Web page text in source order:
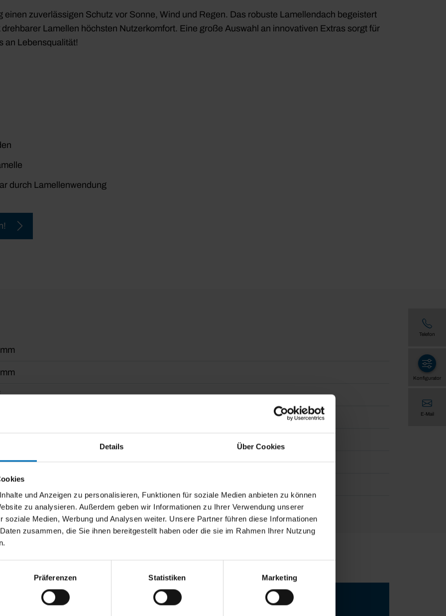
Details Über Cookies
und Anzeigen zu personalisieren, Funktionen für soziale Medien anbieten zu können
zu analysieren. Außerdem geben wir Informationen zu Ihrer Verwendung unserer
soziale Medien, Werbung und Analysen weiter. Unsere Partner führen diese Informationen
zusammen, die Sie ihnen bereitgestellt haben oder die sie im Rahmen Ihrer Nutzung
Präferenzen Statistiken Marketing
zuverlässigen Schutz vor Sonne, Wind und Regen. Das robuste Lamellendach begeistert
Lamellen höchsten Nutzerkomfort. Eine große Auswahl an innovativen Extras sorgt für
an Lebensqualität!
durch Lamellenwendung
gem. WAREMA Farbwelt, Oberflächenqualität - HWF Feinstruktur
Wandanbindung
Telefon
Konfigurator
E-Mail